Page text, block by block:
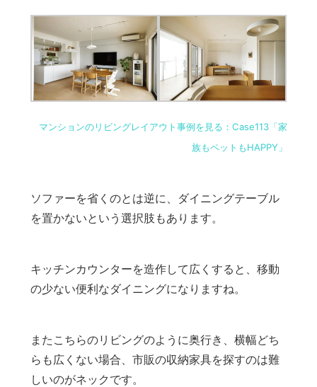
マンションのリビングレイアウト事例を見る：Case113「家
族もペットもHAPPY」
ソファーを省くのとは逆に、ダイニングテーブル
を置かないという選択肢もあります。
キッチンカウンターを造作して広くすると、移動
の少ない便利なダイニングになりますね。
またこちらのリビングのように奥行き、横幅どち
らも広くない場合、市販の収納家具を探すのは難
しいのがネックです。